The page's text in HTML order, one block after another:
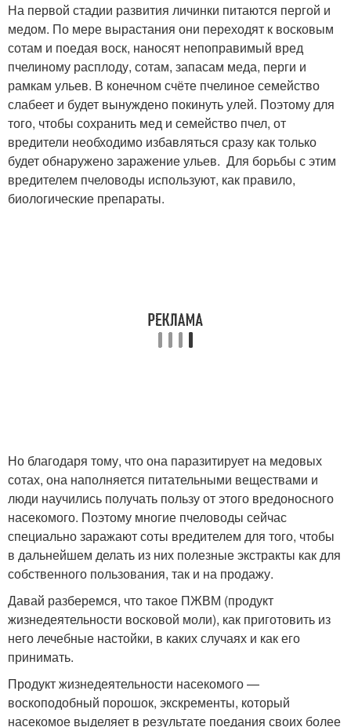
На первой стадии развития личинки питаются пергой и
медом. По мере вырастания они переходят к восковым
сотам и поедая воск, наносят непоправимый вред
пчелиному расплоду, сотам, запасам меда, перги и
рамкам ульев. В конечном счёте пчелиное семейство
слабеет и будет вынуждено покинуть улей. Поэтому для
того, чтобы сохранить мед и семейство пчел, от
вредители необходимо избавляться сразу как только
будет обнаружено заражение ульев. Для борьбы с этим
вредителем пчеловоды используют, как правило,
биологические препараты.
Но благодаря тому, что она паразитирует на медовых
сотах, она наполняется питательными веществами и
люди научились получать пользу от этого вредоносного
насекомого. Поэтому многие пчеловоды сейчас
специально заражают соты вредителем для того, чтобы
в дальнейшем делать из них полезные экстракты как для
собственного пользования, так и на продажу.
Давай разберемся, что такое ПЖВМ (продукт
жизнедеятельности восковой моли), как приготовить из
него лечебные настойки, в каких случаях и как его
принимать.
Продукт жизнедеятельности насекомого —
воскоподобный порошок, экскременты, который
насекомое выделяет в результате поедания своих более